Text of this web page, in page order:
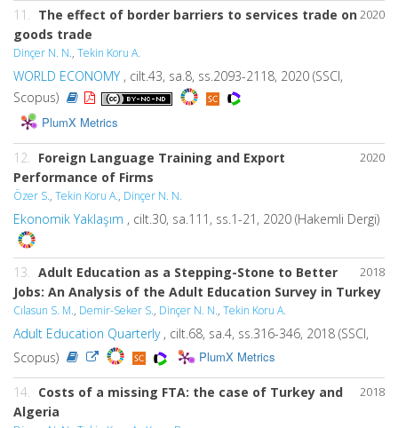
2020
11. The effect of border barriers to services trade on
goods trade
Dinçer N. N., Tekin Koru A.
WORLD ECONOMY , cilt.43, sa.8, ss.2093-2118, 2020 (SSCI,
Scopus)
PlumX Metrics
2020
12.
Foreign Language Training and Export
Performance of Firms
Özer S., Tekin Koru A., Dinçer N. N.
Ekonomik Yaklaşım , cilt.30, sa.111, ss.1-21, 2020 (Hakemli Dergi)
2018
13.
Adult Education as a Stepping-Stone to Better
Jobs: An Analysis of the Adult Education Survey in Turkey
Cılasun S. M., Demir-Seker S., Dinçer N. N., Tekin Koru A.
Adult Education Quarterly, cilt.68, sa.4, ss.316-346, 2018 (SSCI,
Scopus)
PlumX Metrics
2018
14.
Costs of a missing FTA: the case of Turkey and
Algeria